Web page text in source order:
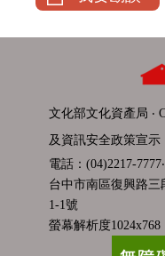
文化部文化資產局 ‧
及資訊安全政策宣示
電話：(04)2217-
台中市南區復興路三
1-1號
螢幕解析度1024x768